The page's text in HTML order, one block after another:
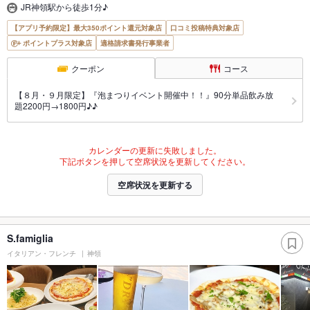
JR神領駅から徒歩1分♪
【アプリ予約限定】最大350ポイント還元対象店
口コミ投稿特典対象店
ポイントプラス対象店
適格請求書発行事業者
クーポン コース
【８月・９月限定】『泡まつりイベント開催中！！』90分単品飲み放
題2200円→1800円♪♪
カレンダーの更新に失敗しました。
下記ボタンを押して空席状況を更新してください。
空席状況を更新する
S.famiglia
イタリアン・フレンチ 神領